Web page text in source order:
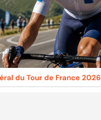
du Tour de France 2026